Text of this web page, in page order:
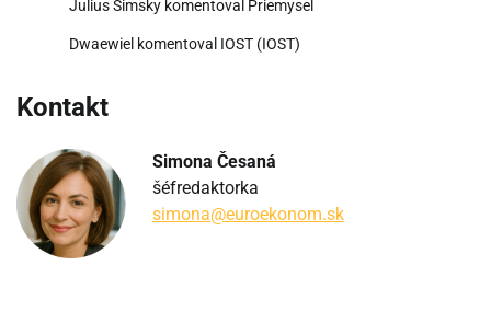
Julius Simsky komentoval Priemysel
Dwaewiel komentoval IOST (IOST)
Kontakt
Simona Česaná
šéfredaktorka
simona@euroekonom.sk